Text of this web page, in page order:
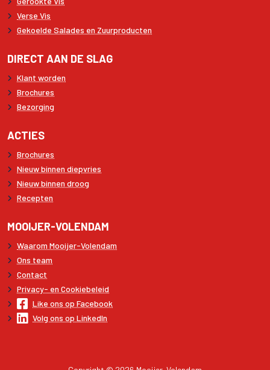
Verse Vis
Gekoelde Salades en Zuurproducten
DIRECT AAN DE SLAG
Klant worden
Brochures
Bezorging
ACTIES
Brochures
Nieuw binnen diepvries
Nieuw binnen droog
Recepten
MOOIJER-VOLENDAM
Waarom Mooijer-Volendam
Ons team
Contact
Privacy- en Cookiebeleid
Like ons op Facebook
Volg ons op LinkedIn